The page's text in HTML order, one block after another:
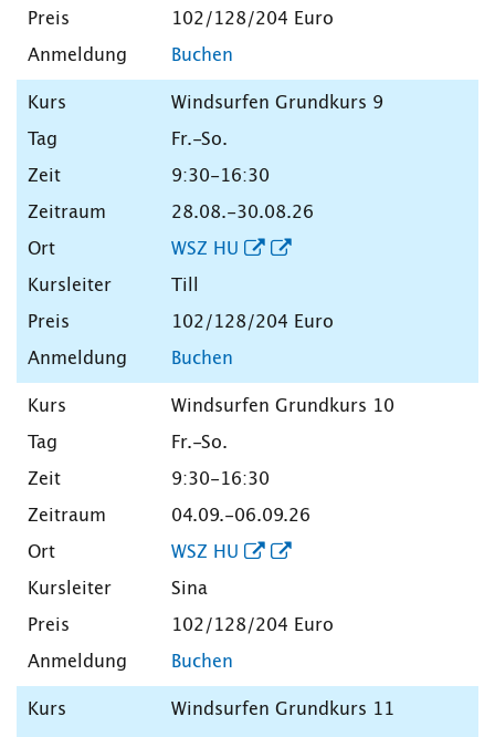
102/128/204 Euro
Buchen
Windsurfen Grundkurs 9
Fr.-So.
9:30-16:30
28.08.-30.08.26
WSZ HU
Till
102/128/204 Euro
Buchen
Windsurfen Grundkurs 10
Fr.-So.
9:30-16:30
04.09.-06.09.26
WSZ HU
Sina
102/128/204 Euro
Buchen
Windsurfen Grundkurs 11